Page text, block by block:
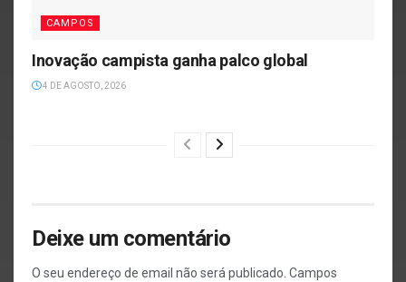
CAMPOS
Inovação campista ganha palco global
4 DE AGOSTO, 2026
Deixe um comentário
O seu endereço de email não será publicado. Campos